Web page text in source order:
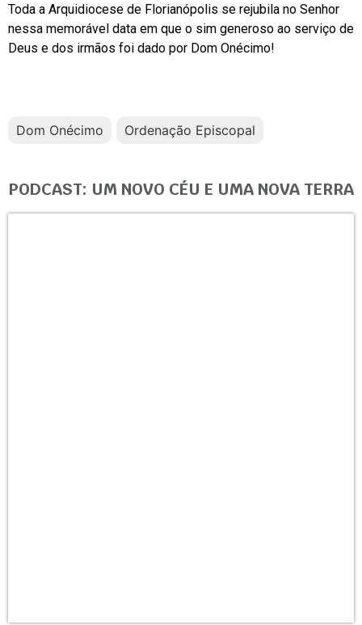
Toda a Arquidiocese de Florianópolis se rejubila no Senhor
nessa memorável data em que o sim generoso ao serviço de
Deus e dos irmãos foi dado por Dom Onécimo!
Dom Onécimo Ordenação Episcopal
PODCAST: UM NOVO CÉU E UMA NOVA TERRA